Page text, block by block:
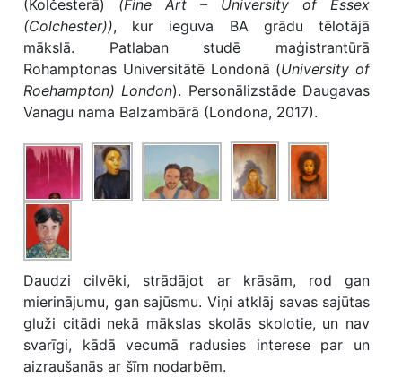
(Kolčesterā) (Fine Art – University of Essex
(Colchester)), kur ieguva BA grādu tēlotājā
mākslā. Patlaban studē maģistrantūrā
Rohamptonas Universitātē Londonā (University of
Roehampton) London). Personālizstāde Daugavas
Vanagu nama Balzambārā (Londona, 2017).
Daudzi cilvēki, strādājot ar krāsām, rod gan
mierinājumu, gan sajūsmu. Viņi atklāj savas sajūtas
gluži citādi nekā mākslas skolās skolotie, un nav
svarīgi, kādā vecumā radusies interese par un
aizraušanās ar šīm nodarbēm.